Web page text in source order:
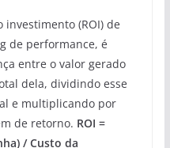
(ROI) de
de performance, é
entre o valor gerado
dela, dividindo esse
e multiplicando por
de retorno. ROI =
/ Custo da